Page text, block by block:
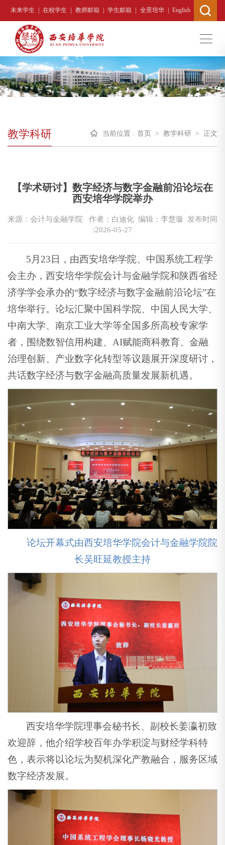
未来学生 | 在校学生 | 教师邮箱 | 学生邮箱 | 全景培华 | English
教学科研 当前位置 : 首页 > 教学科研 > 正文
【学术研讨】数字经济与数字金融前沿论坛在
西安培华学院举办
来源：会计与金融学院 作者：白迪化 编辑：李楚璇 发布时间
:2026-05-27
5月23日，由西安培华学院、中国系统工程学
会主办，西安培华学院会计与金融学院和陕西省经
济学学会承办的“数字经济与数字金融前沿论坛”在
培华举行。论坛汇聚中国科学院、中国人民大学、
中南大学、南京工业大学等全国多所高校专家学
者，围绕数智信用构建、AI赋能商科教育、金融
治理创新、产业数字化转型等议题展开深度研讨，
共话数字经济与数字金融高质量发展新机遇。
论坛开幕式由西安培华学院会计与金融学院院
长吴旺延教授主持
西安培华学院理事会秘书长、副校长姜瀛初致
欢迎辞，他介绍学校百年办学积淀与财经学科特
色，表示将以论坛为契机深化产教融合，服务区域
数字经济发展。